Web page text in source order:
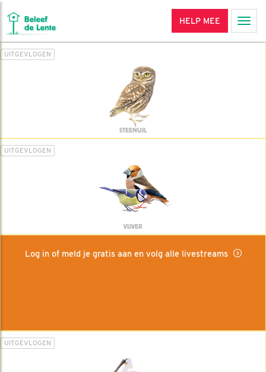
HELP MEE
UITGEVLOGEN
STEENUIL
UITGEVLOGEN
VIJVER
Log in of meld je gratis aan en volg alle livestreams
UITGEVLOGEN